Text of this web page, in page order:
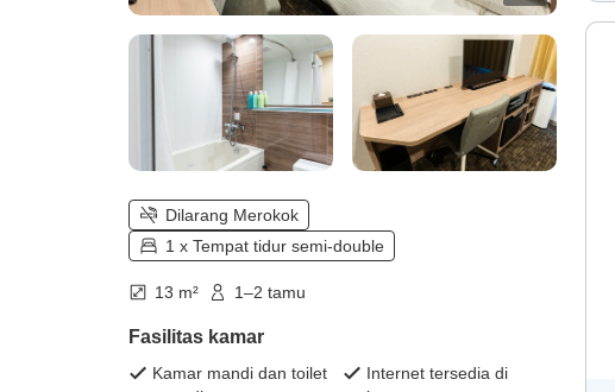
Dilarang Merokok
1 x Tempat tidur semi-double
13 m² 1–2 tamu
Fasilitas kamar
Kamar mandi dan toilet
Internet tersedia di